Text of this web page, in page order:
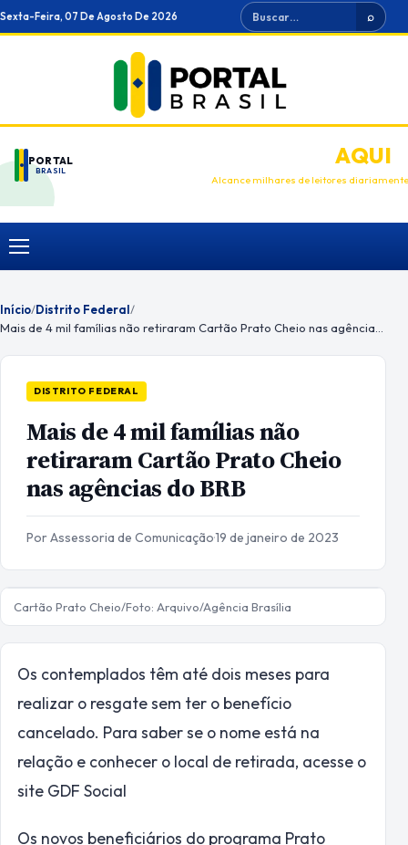
Ir
para
Sexta-Feira, 07 De Agosto De 2026 Buscar ⌕
PORTAL
BRASIL
ANUNCIEAQUI
Alcance milhares de leitores diariamente
Menu
Início/Distrito Federal/
DISTRITO FEDERAL
Mais de 4 mil famílias não
retiraram Cartão Prato Cheio
nas agências do BRB
Por Assessoria de Comunicação·19 de janeiro de 2023
Cartão Prato Cheio/Foto: Arquivo/Agência Brasília
Os contemplados têm até dois meses para
realizar o resgate sem ter o benefício
cancelado. Para saber se o nome está na
relação e conhecer o local de retirada, acesse o
site GDF Social
Os novos beneficiários do programa Prato